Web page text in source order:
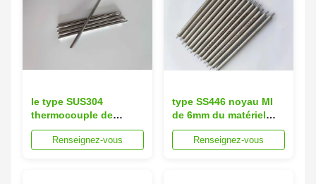
le type SUS304
thermocouple de
1.27cm d'E câblent
l'isolation 1,5 Al2O3 à
Renseignez-vous
type SS446 noyau MI
de 6mm du matériel
d'isolation de câble de
thermocouple d'E 2
Renseignez-vous